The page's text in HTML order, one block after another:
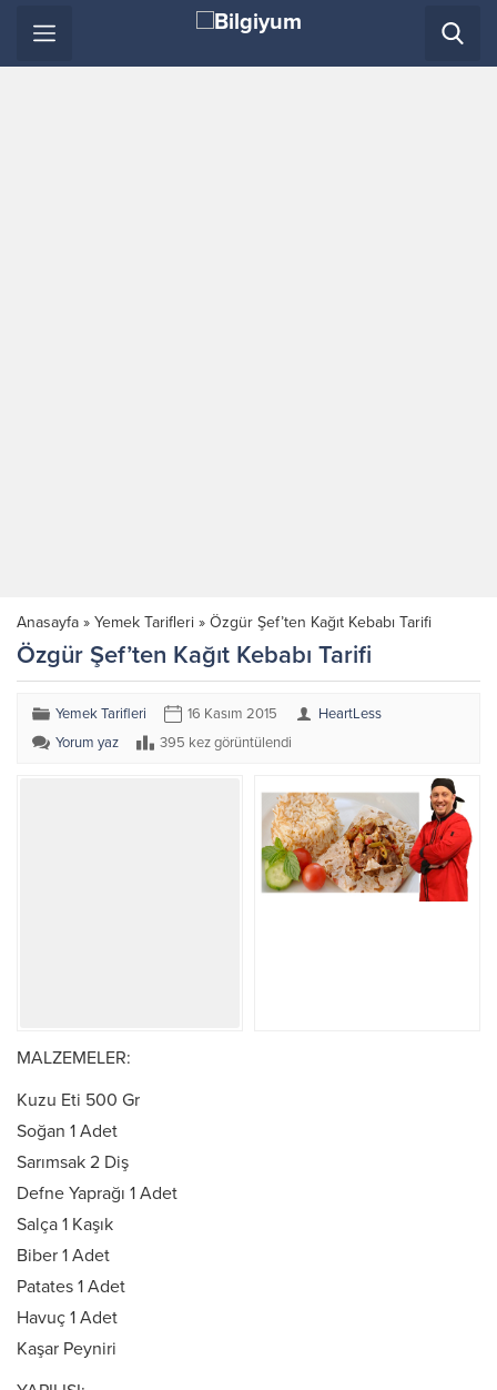
Anasayfa » Yemek Tarifleri » Özgür Şef’ten Kağıt Kebabı Tarifi
Özgür Şef’ten Kağıt Kebabı Tarifi
Yemek Tarifleri 16 Kasım 2015
HeartLess
Yorum yaz
395 kez görüntülendi
MALZEMELER:
Kuzu Eti 500 Gr
Soğan 1 Adet
Sarımsak 2 Diş
Defne Yaprağı 1 Adet
Salça 1 Kaşık
Biber 1 Adet
Patates 1 Adet
Havuç 1 Adet
Kaşar Peyniri